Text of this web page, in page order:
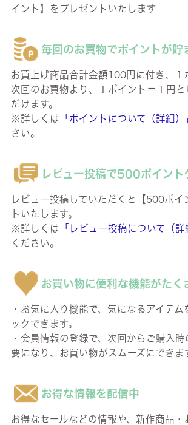
イント】をプレゼントいたします
毎回のお買物でポイントが貯
お買上げ商品合計金額100円に付き、１
次回のお買物より、１ポイント＝１円と
だけます。
※詳しくは
「ポイントについて（詳細）
さい。
レビュー投稿で500ポイント
レビュー投稿していただくと【500ポイ
トいたします。
※詳しくは
「レビュー投稿について（詳
ください。
お買い物に便利な機能がたく
・お気に入り機能で、気になるアイテム
ックできます。
・会員情報の登録で、次回からご購入
要になり、お買い物がスムーズにできま
お得な情報を配信中
お得なセールなどの情報や、新作商品・